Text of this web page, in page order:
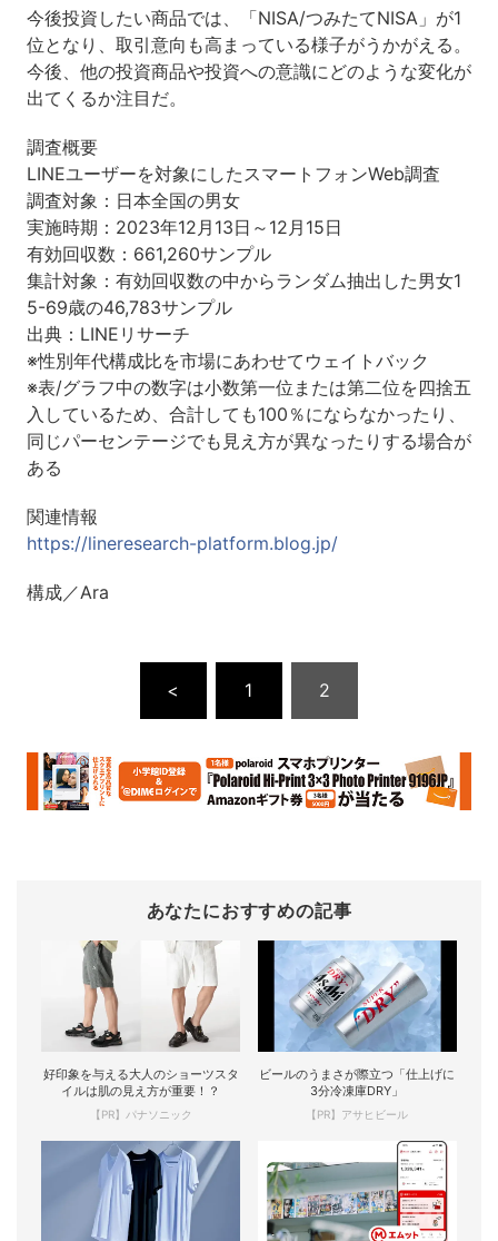
今後投資したい商品では、「NISA/つみたてNISA」が1
位となり、取引意向も高まっている様子がうかがえる。
今後、他の投資商品や投資への意識にどのような変化が
出てくるか注目だ。
調査概要
LINEユーザーを対象にしたスマートフォンWeb調査
調査対象：日本全国の男女
実施時期：2023年12月13日～12月15日
有効回収数：661,260サンプル
集計対象：有効回収数の中からランダム抽出した男女1
5-69歳の46,783サンプル
出典：LINEリサーチ
※性別年代構成比を市場にあわせてウェイトバック
※表/グラフ中の数字は小数第一位または第二位を四捨五
入しているため、合計しても100％にならなかったり、
同じパーセンテージでも見え方が異なったりする場合が
ある
関連情報
https://lineresearch-platform.blog.jp/
構成／Ara
< 1 2
あなたにおすすめの記事
好印象を与える大人のショーツスタ
イルは肌の見え方が重要！？
【PR】パナソニック
ビールのうまさが際立つ「仕上げに
3分冷凍庫DRY」
【PR】アサヒビール